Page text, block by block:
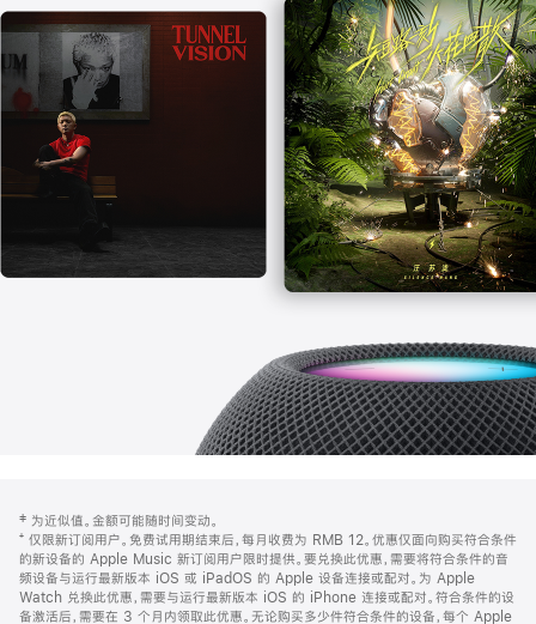
口
中
打
开)
页
页
脚
注
‡ 为近似值。金额可能随时间变动。
⁺ 仅限新订阅用户。免费试用期结束后，每月收费为 RMB 12。优惠仅面向购买符合条件
的新设备的 Apple Music 新订阅用户限时提供。要兑换此优惠，需要将符合条件的音
频设备与运行最新版本 iOS 或 iPadOS 的 Apple 设备连接或配对。为 Apple
Watch 兑换此优惠，需要与运行最新版本 iOS 的 iPhone 连接或配对。符合条件的设
备激活后，需要在 3 个月内领取此优惠。无论购买多少件符合条件的设备，每个 Apple